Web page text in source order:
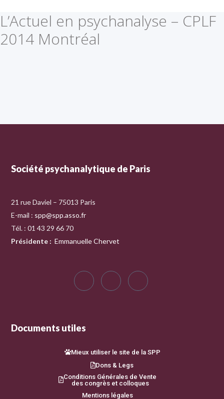
L’Actuel en psychanalyse – CPLF
2014 Montréal
Société psychanalytique de Paris
21 rue Daviel – 75013 Paris
E-mail : spp@spp.asso.fr
Tél. : 01 43 29 66 70
Présidente : Emmanuelle Chervet
Documents utiles
Mieux utiliser le site de la SPP
Dons & Legs
Conditions Générales de Vente
des congrès et colloques
Mentions légales